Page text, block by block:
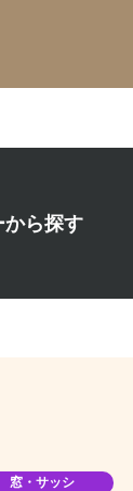
から探す
窓・サッシ